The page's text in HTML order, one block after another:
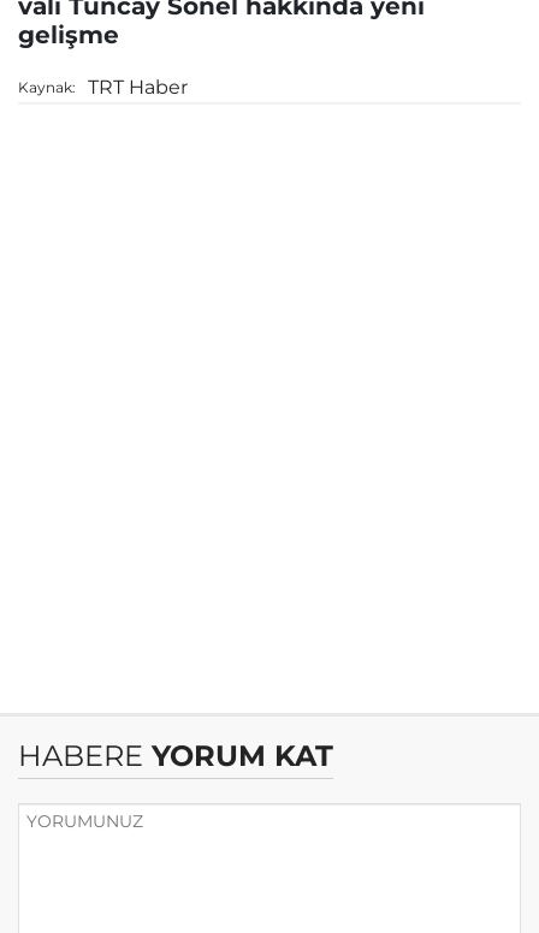
gelişme
Kaynak: TRT Haber
HABERE YORUM KAT